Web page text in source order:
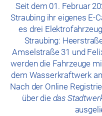
Seit dem 01. Februar
Straubing ihr eigenes E-
es drei
Straubing:
Amselstraße 31 und
werden die Fahrzeuge
dem Wasserkraftwerk
Nach der Online
über die das